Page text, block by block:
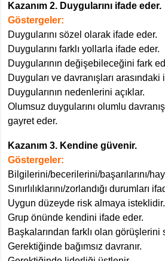
Kazanım 2. Duygularını ifade eder.
Göstergeler:
Duygularını sözel olarak ifade eder.
Duygularını farklı yollarla ifade eder.
Duygularının değişebileceğini fark
Duyguları ve davranışları arasındaki
Duygularının nedenlerini açıklar.
Olumsuz duygularını olumlu
gayret eder.
Kazanım 3. Kendine güvenir.
Göstergeler:
Bilgilerini/becerilerini/başarılarını/
Sınırlılıklarını/zorlandığı durumları
Uygun düzeyde risk almaya isteklidir.
Grup önünde kendini ifade eder.
Başkalarından farklı olan görüşlerini
Gerektiğinde bağımsız davranır.